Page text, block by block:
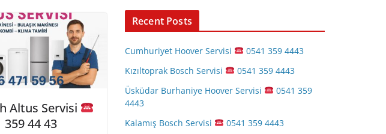
Altus Servisi
359 44 43
Recent Posts
Cumhuriyet Hoover Servisi
0541 359 4443
Kızıltoprak Bosch Servisi
0541 359 4443
Üsküdar Burhaniye Hoover Servisi
0541 359
4443
Kalamış Bosch Servisi
0541 359 4443